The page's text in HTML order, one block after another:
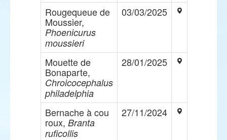
Rougequeue de
Moussier,
Phoenicurus
moussieri
03/03/2025
Mouette de
Bonaparte,
Chroicocephalus
philadelphia
28/01/2025
Bernache à cou
roux, Branta
ruficollis
27/11/2024